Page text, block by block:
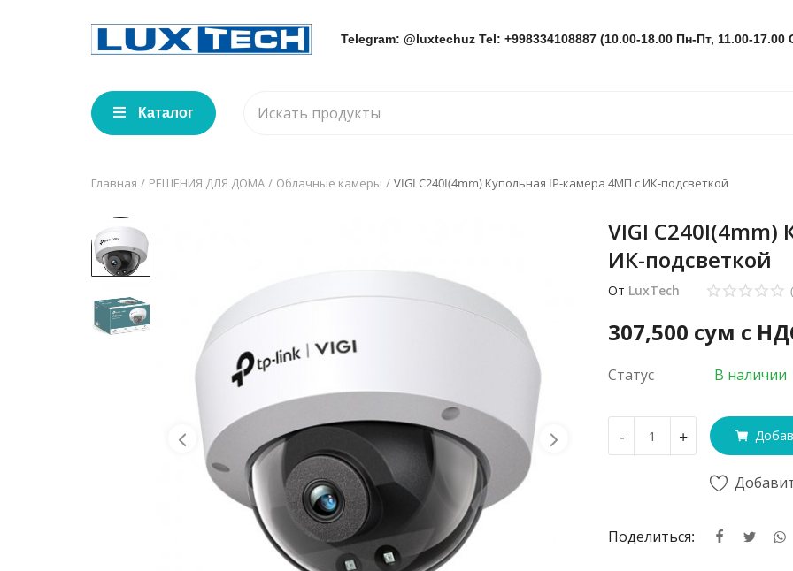
Telegram: @luxtechuz Tel: +998334108887 (10.00-18.00 Пн-Пт, 11.00-17.00
Каталог
Главная РЕШЕНИЯ ДЛЯ ДОМА Облачные камеры VIGI C240I(4mm) Купольная IP-камера 4МП с ИК-подсветкой
VIGI
ИК-подсветкой
От LuxTech
307,500 сум с
Статус В наличии
- +
Поделиться: